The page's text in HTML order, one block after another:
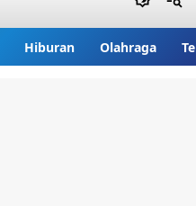
Hiburan Olahraga